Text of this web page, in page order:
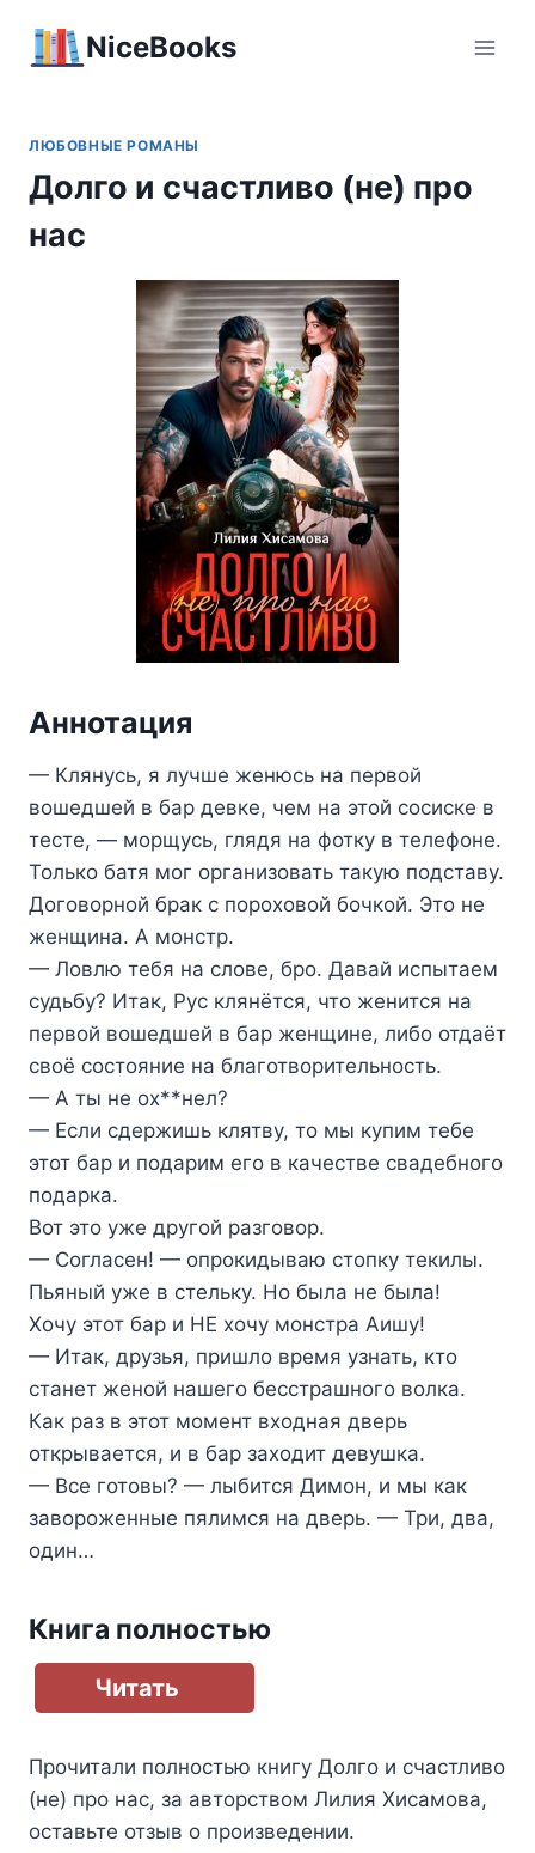
NiceBooks
ЛЮБОВНЫЕ РОМАНЫ
Долго и счастливо (не) про
нас
Аннотация
— Клянусь, я лучше женюсь на первой
вошедшей в бар девке, чем на этой сосиске в
тесте, — морщусь, глядя на фотку в телефоне.
Только батя мог организовать такую подставу.
Договорной брак с пороховой бочкой. Это не
женщина. А монстр.
— Ловлю тебя на слове, бро. Давай испытаем
судьбу? Итак, Рус клянётся, что женится на
первой вошедшей в бар женщине, либо отдаёт
своё состояние на благотворительность.
— А ты не ох**нел?
— Если сдержишь клятву, то мы купим тебе
этот бар и подарим его в качестве свадебного
подарка.
Вот это уже другой разговор.
— Согласен! — опрокидываю стопку текилы.
Пьяный уже в стельку. Но была не была!
Хочу этот бар и НЕ хочу монстра Аишу!
— Итак, друзья, пришло время узнать, кто
станет женой нашего бесстрашного волка.
Как раз в этот момент входная дверь
открывается, и в бар заходит девушка.
— Все готовы? — лыбится Димон, и мы как
завороженные пялимся на дверь. — Три, два,
один…
Книга полностью
Читать
Прочитали полностью книгу Долго и счастливо
(не) про нас, за авторством Лилия Хисамова,
оставьте отзыв о произведении.